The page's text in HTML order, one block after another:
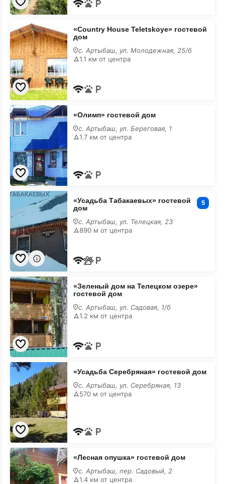
«Country
House
Teletskoye»
гостевой
дом
«Country House Teletskoye» гостевой
дом
с. Артыбаш, ул. Молодежная, 25/б
1.1 км от центра
«Олимп»
гостевой
дом
«Олимп» гостевой дом
с. Артыбаш, ул. Береговая, 1
1.7 км от центра
«Усадьба
Табакаевых»
гостевой
дом
«Усадьба Табакаевых» гостевой
дом
5
с. Артыбаш, ул. Телецкая, 23
890 м от центра
«Зеленый
дом
на
Телецком
озере»
гостевой
дом
«Зеленый дом на Телецком озере»
гостевой дом
с. Артыбаш, ул. Садовая, 1/б
1.2 км от центра
«Усадьба
Серебряная»
гостевой
дом
«Усадьба Серебряная» гостевой дом
с. Артыбаш, ул. Серебряная, 13
570 м от центра
«Лесная
опушка»
гостевой
дом
«Лесная опушка» гостевой дом
с. Артыбаш, пер. Садовый, 2
1.4 км от центра
Экскурсии на катере по
озеру!